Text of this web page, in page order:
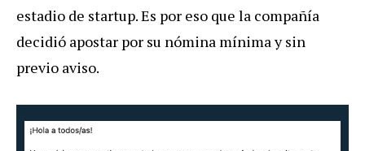
estadio de startup. Es por eso que la compañía
decidió apostar por su nómina mínima y sin
previo aviso.